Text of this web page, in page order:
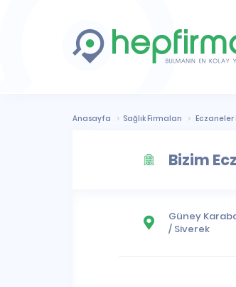
Anasayfa Sağlık Firmaları Eczaneler
Bizim
Güney
/ Siverek